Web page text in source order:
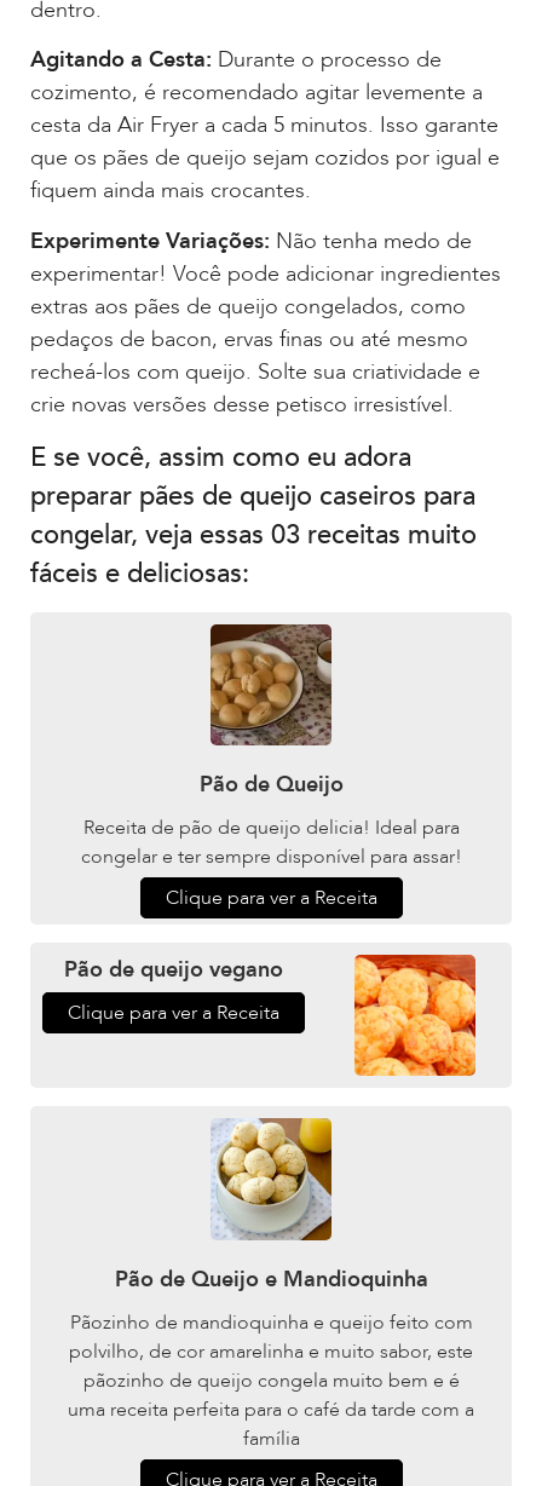
dentro.
Agitando a Cesta: Durante o processo de
cozimento, é recomendado agitar levemente a
cesta da Air Fryer a cada 5 minutos. Isso garante
que os pães de queijo sejam cozidos por igual e
fiquem ainda mais crocantes.
Experimente Variações: Não tenha medo de
experimentar! Você pode adicionar ingredientes
extras aos pães de queijo congelados, como
pedaços de bacon, ervas finas ou até mesmo
recheá-los com queijo. Solte sua criatividade e
crie novas versões desse petisco irresistível.
E se você, assim como eu adora
preparar pães de queijo caseiros para
congelar, veja essas 03 receitas muito
fáceis e deliciosas:
Pão de Queijo
Receita de pão de queijo delicia! Ideal para
congelar e ter sempre disponível para assar!
Clique para ver a Receita
Pão de queijo vegano
Clique para ver a Receita
Pão de Queijo e Mandioquinha
Pãozinho de mandioquinha e queijo feito com
polvilho, de cor amarelinha e muito sabor, este
pãozinho de queijo congela muito bem e é
uma receita perfeita para o café da tarde com a
família
Clique para ver a Receita